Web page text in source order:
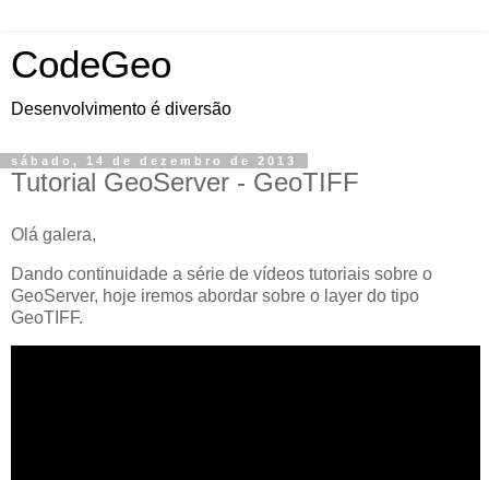
CodeGeo
Desenvolvimento é diversão
sábado, 14 de dezembro de 2013
Tutorial GeoServer - GeoTIFF
Olá galera,
Dando continuidade a série de vídeos tutoriais sobre o
GeoServer, hoje iremos abordar sobre o layer do tipo
GeoTIFF.